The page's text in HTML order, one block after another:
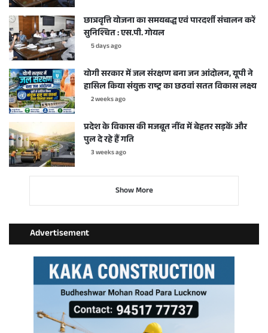
छात्रवृत्ति योजना का समयबद्ध एवं पारदर्शी संचालन करें
सुनिश्चित : एस.पी. गोयल
5 days ago
योगी सरकार में जल संरक्षण बना जन आंदोलन, यूपी ने
हासिल किया संयुक्त राष्ट्र का छठवां सतत विकास लक्ष्य
2 weeks ago
प्रदेश के विकास की मजबूत नींव में बेहतर सड़कें और
पुल दे रहे हैं गति
3 weeks ago
Show More
Advertisement